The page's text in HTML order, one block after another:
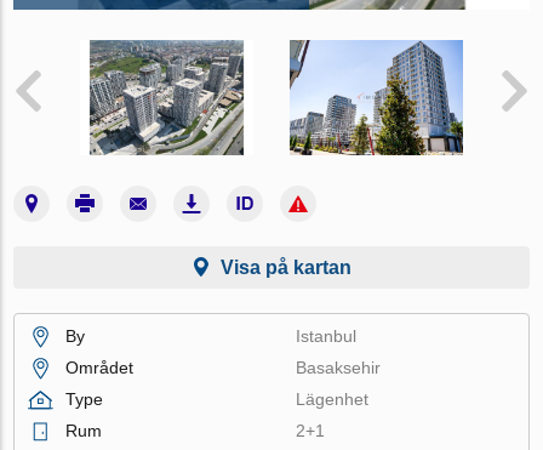
Visa på kartan
By
Istanbul
Området
Basaksehir
Type
Lägenhet
Rum
2+1